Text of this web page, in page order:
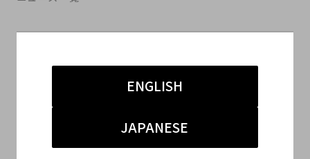
ENGLISH
JAPANESE
テレビ朝日「THE 世代感」にて、ブランドコレク
ト銀座店が登場しました
【RENEWAL OPEN】8月29日11:00～ 原宿竹下